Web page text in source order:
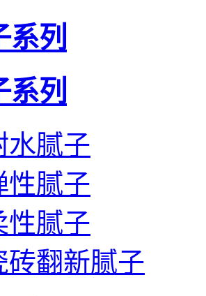
系列
系列
水腻子
性腻子
性腻子
砖翻新腻子